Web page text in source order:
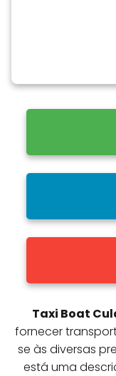
Taxi Boat
fornecer
se às diversas
está uma